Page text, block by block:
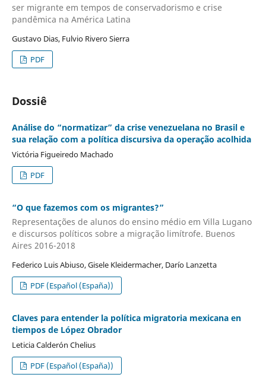
ser migrante em tempos de conservadorismo e crise
pandêmica na América Latina
Gustavo Dias, Fulvio Rivero Sierra
PDF
Dossiê
Análise do “normatizar” da crise venezuelana no Brasil e
sua relação com a política discursiva da operação acolhida
Victória Figueiredo Machado
PDF
“O que fazemos com os migrantes?”
Representações de alunos do ensino médio em Villa Lugano
e discursos políticos sobre a migração limítrofe. Buenos
Aires 2016-2018
Federico Luis Abiuso, Gisele Kleidermacher, Darío Lanzetta
PDF (Español (España))
Claves para entender la política migratoria mexicana en
tiempos de López Obrador
Leticia Calderón Chelius
PDF (Español (España))